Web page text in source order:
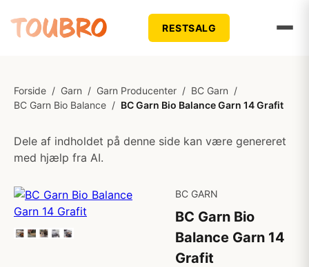
RESTSALG
Forside / Garn / Garn Producenter / BC Garn /
BC Garn Bio Balance / BC Garn Bio Balance Garn 14 Grafit
Dele af indholdet på denne side kan være genereret
med hjælp fra AI.
BC GARN
BC Garn Bio
Balance Garn 14
Grafit